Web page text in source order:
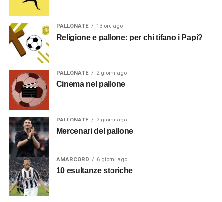
PALLONATE 13 ore ago
Religione e pallone: per chi tifano i Papi?
PALLONATE 2 giorni ago
Cinema nel pallone
PALLONATE 2 giorni ago
Mercenari del pallone
AMARCORD 6 giorni ago
10 esultanze storiche